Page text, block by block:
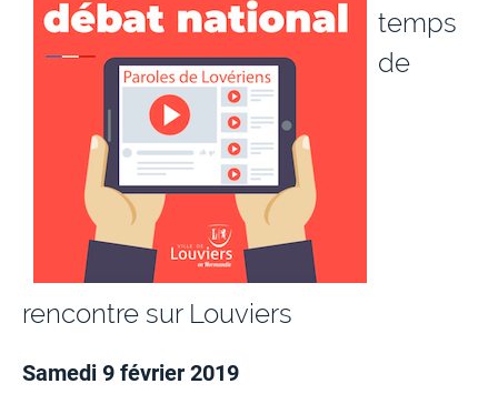
temps
de
rencontre sur Louviers
Samedi 9 février 2019